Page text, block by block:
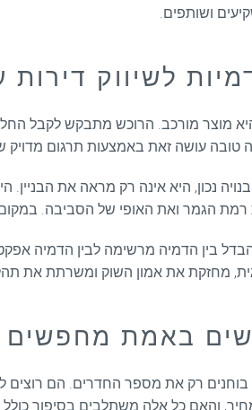
ושותפים.
לשיווק
מוצר מורכב. הרוכש מתבקש לקבל
טובה עושה זאת באמצעות תרגום
נכון, היא אינה רק מראה את
הגמר ואת האופי של הסביבה.
בין הדמיה מרשימה לבין הדמיה
מחזקת את אמון השוק ומשרתת את
באמת מחפשים
בוחנים רק את מספר החדרים. הם
והאם כל אלה משתלבים בסיפור